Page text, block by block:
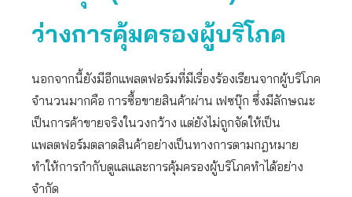
ว่างการคุ้มครองผู้บริโภค
นอกจากนี้ยังมีอีกแพลตฟอร์มที่มีเรื่องร้องเรียนจากผู้บริโภค
จำนวนมากคือ การซื้อขายสินค้าผ่าน เฟซบุ๊ก ซึ่งมีลักษณะ
เป็นการค้าขายจริงในวงกว้าง แต่ยังไม่ถูกจัดให้เป็น
แพลตฟอร์มตลาดสินค้าอย่างเป็นทางการตามกฎหมาย
ทำให้การกำกับดูแลและการคุ้มครองผู้บริโภคทำได้อย่าง
จำกัด